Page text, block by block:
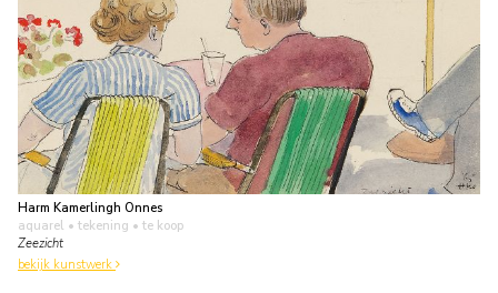
Harm Kamerlingh Onnes
aquarel • tekening • te koop
Zeezicht
bekijk kunstwerk